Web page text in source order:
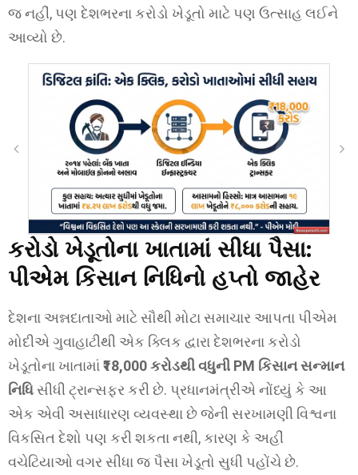
જ નહીં, પણ દેશભરના કરોડો ખેડૂતો માટે પણ ઉત્સાહ લઈને
આવ્યો છે.
કરોડો ખેડૂતોના ખાતામાં સીધા પૈસા:
પીએમ કિસાન નિધિનો હપ્તો જાહેર
દેશના અન્નદાતાઓ માટે સૌથી મોટા સમાચાર આપતા પીએમ
મોદીએ ગુવાહાટીથી એક ક્લિક દ્વારા દેશભરના કરોડો
ખેડૂતોના ખાતામાં₹18,000 કરોડથી વધુની PM કિસાન સન્માન
નિધિસીધી ટ્રાન્સફર કરી છે. પ્રધાનમંત્રીએ નોંધ્યું કે આ
એક એવી અસાધારણ વ્યવસ્થા છે જેની સરખામણી વિશ્વના
વિકસિત દેશો પણ કરી શકતા નથી, કારણ કે અહીં
વચેટિયાઓ વગર સીધા જ પૈસા ખેડૂતો સુધી પહોંચે છે.